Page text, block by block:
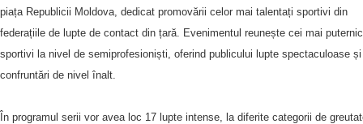
piața Republicii Moldova, dedicat promovării celor mai talentați sportivi din
federațiile de lupte de contact din țară. Evenimentul reunește cei mai
sportivi la nivel de semiprofesioniști, oferind publicului lupte spectaculoase și
confruntări de nivel înalt.
În programul serii vor avea loc 17 lupte intense, la diferite categorii de